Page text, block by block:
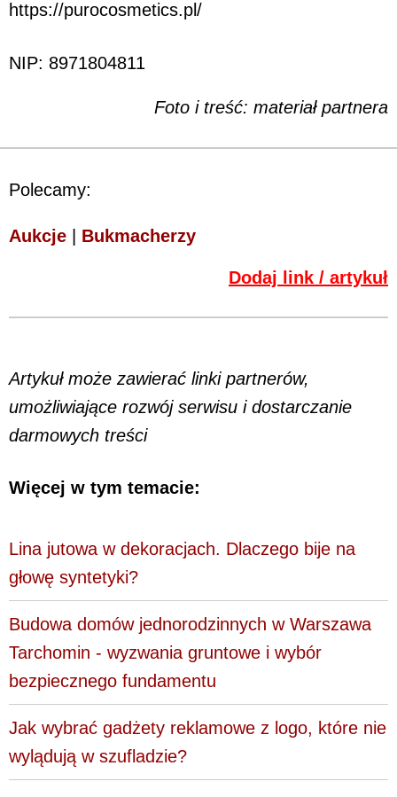
https://purocosmetics.pl/
NIP: 8971804811
Foto i treść: materiał partnera
Polecamy:
Aukcje Bukmacherzy
Dodaj link / artykuł
Artykuł może zawierać linki partnerów,
umożliwiające rozwój serwisu i dostarczanie
darmowych treści
Więcej w tym temacie:
Lina jutowa w dekoracjach. Dlaczego bije na
głowę syntetyki?
Budowa domów jednorodzinnych w Warszawa
Tarchomin - wyzwania gruntowe i wybór
bezpiecznego fundamentu
Jak wybrać gadżety reklamowe z logo, które nie
wylądują w szufladzie?